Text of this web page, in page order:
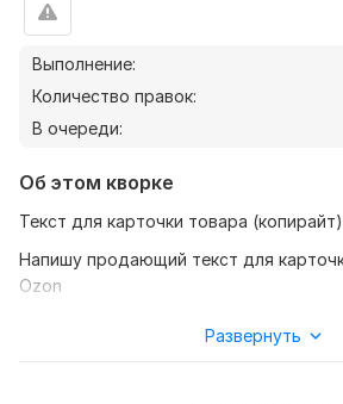
Выполнение:
Количество правок:
В очереди:
Об этом кворке
Текст для карточки товара (копирайт)
Напишу продающий текст для
Ozon
Развернуть